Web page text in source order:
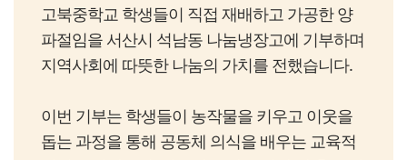
고북중학교 학생들이 직접 재배하고 가공한 양
파절임을 서산시 석남동 나눔냉장고에 기부하며
지역사회에 따뜻한 나눔의 가치를 전했습니다.
이번 기부는 학생들이 농작물을 키우고 이웃을
돕는 과정을 통해 공동체 의식을 배우는 교육적